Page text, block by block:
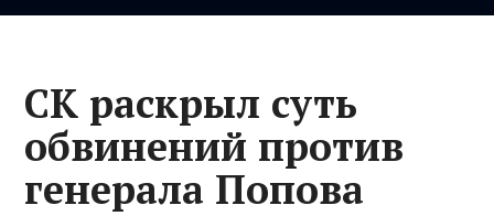
СК раскрыл суть
обвинений против
генерала Попова